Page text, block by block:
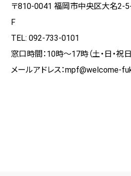
〒810-0041福岡市中央区大名2-
F
TEL: 092-733-0101
窓口時間：10時～17時（土・日・祝
メールアドレス：mpf@welcome-